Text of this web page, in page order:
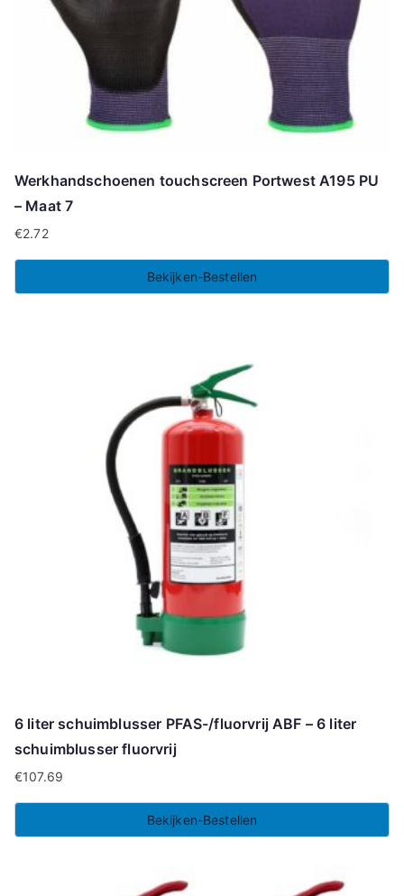
Werkhandschoenen touchscreen Portwest A195 PU
– Maat 7
€2.72
Bekijken-Bestellen
6 liter schuimblusser PFAS-/fluorvrij ABF – 6 liter
schuimblusser fluorvrij
€107.69
Bekijken-Bestellen